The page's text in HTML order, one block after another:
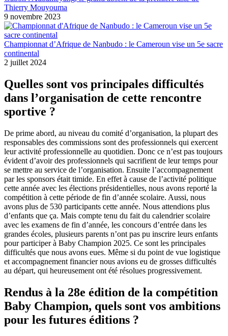
Thierry Mouyouma
9 novembre 2023
Championnat d’Afrique de Nanbudo : le Cameroun vise un 5e sacre
continental
2 juillet 2024
Quelles sont vos principales difficultés
dans l’organisation de cette rencontre
sportive ?
De prime abord, au niveau du comité d’organisation, la plupart des
responsables des commissions sont des professionnels qui exercent
leur activité professionnelle au quotidien. Donc ce n’est pas toujours
évident d’avoir des professionnels qui sacrifient de leur temps pour
se mettre au service de l’organisation. Ensuite l’accompagnement
par les sponsors était timide. En effet à cause de l’activité politique
cette année avec les élections présidentielles, nous avons reporté la
compétition à cette période de fin d’année scolaire. Aussi, nous
avons plus de 530 participants cette année. Nous attendions plus
d’enfants que ça. Mais compte tenu du fait du calendrier scolaire
avec les examens de fin d’année, les concours d’entrée dans les
grandes écoles, plusieurs parents n’ont pas pu inscrire leurs enfants
pour participer à Baby Champion 2025. Ce sont les principales
difficultés que nous avons eues. Même si du point de vue logistique
et accompagnement financier nous avions eu de grosses difficultés
au départ, qui heureusement ont été résolues progressivement.
Rendus à la 28e édition de la compétition
Baby Champion, quels sont vos ambitions
pour les futures éditions ?